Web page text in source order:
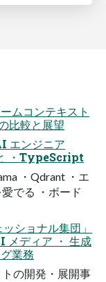
ムコンテキスト
比較と展望
エンジニア
・TypeScript
・Qdrant ・エ
でる ・ボード
ショナル集団」
ディア ・ 生成
業務
トの開発・展開事